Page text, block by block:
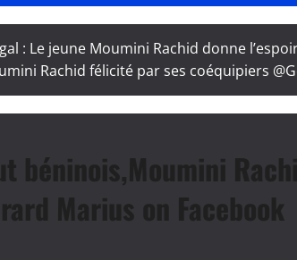
: Le jeune Moumini Rachid donne
Rachid félicité par ses coéquipiers
béninois,Moumini
Marius on Facebook